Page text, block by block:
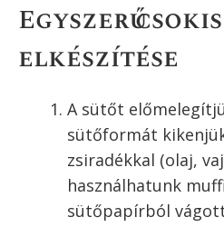
Egyszerű
elkészítése
A sütőt
sütőformát
zsiradékkal (olaj,
használhatunk
sütőpapírból